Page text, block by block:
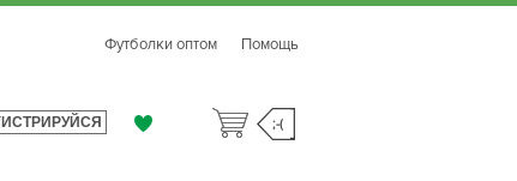
Помощь
Футболки оптом
;-(